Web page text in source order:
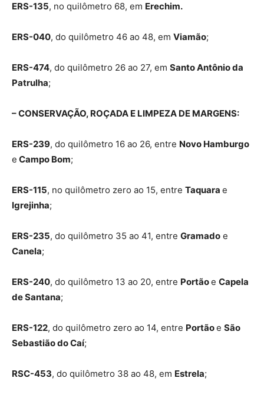
ERS-135, no quilômetro 68, em Erechim.
ERS-040, do quilômetro 46 ao 48, em Viamão;
ERS-474, do quilômetro 26 ao 27, em Santo Antônio da
Patrulha;
– CONSERVAÇÃO, ROÇADA E LIMPEZA DE MARGENS:
ERS-239, do quilômetro 16 ao 26, entre Novo Hamburgo
e Campo Bom;
ERS-115, no quilômetro zero ao 15, entre Taquara e
Igrejinha;
ERS-235, do quilômetro 35 ao 41, entre Gramado e
Canela;
ERS-240, do quilômetro 13 ao 20, entre Portãoe Capela
de Santana;
ERS-122, do quilômetro zero ao 14, entre Portãoe São
Sebastião do Caí;
RSC-453, do quilômetro 38 ao 48, em Estrela;